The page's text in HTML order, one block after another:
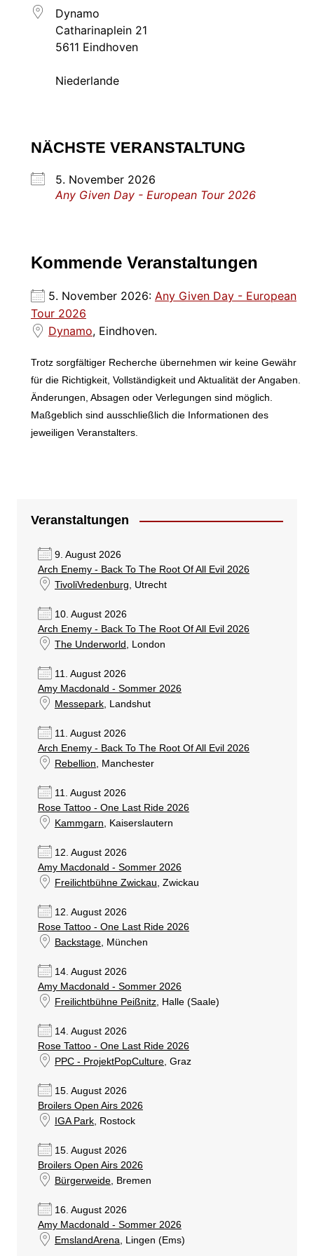
Dynamo
Catharinaplein 21
5611 Eindhoven
Niederlande
NÄCHSTE VERANSTALTUNG
5. November 2026
Any Given Day - European Tour 2026
Kommende Veranstaltungen
5. November 2026: Any Given Day - European
Tour 2026
Dynamo, Eindhoven.
Trotz sorgfältiger Recherche übernehmen wir keine Gewähr
für die Richtigkeit, Vollständigkeit und Aktualität der Angaben.
Änderungen, Absagen oder Verlegungen sind möglich.
Maßgeblich sind ausschließlich die Informationen des
jeweiligen Veranstalters.
Veranstaltungen
9. August 2026
Arch Enemy - Back To The Root Of All Evil 2026
TivoliVredenburg, Utrecht
10. August 2026
Arch Enemy - Back To The Root Of All Evil 2026
The Underworld , London
11. August 2026
Amy Macdonald - Sommer 2026
Messepark, Landshut
11. August 2026
Arch Enemy - Back To The Root Of All Evil 2026
Rebellion, Manchester
11. August 2026
Rose Tattoo - One Last Ride 2026
Kammgarn, Kaiserslautern
12. August 2026
Amy Macdonald - Sommer 2026
Freilichtbühne Zwickau, Zwickau
12. August 2026
Rose Tattoo - One Last Ride 2026
Backstage, München
14. August 2026
Amy Macdonald - Sommer 2026
Freilichtbühne Peißnitz, Halle (Saale)
14. August 2026
Rose Tattoo - One Last Ride 2026
PPC - ProjektPopCulture, Graz
15. August 2026
Broilers Open Airs 2026
IGA Park, Rostock
15. August 2026
Broilers Open Airs 2026
Bürgerweide, Bremen
16. August 2026
Amy Macdonald - Sommer 2026
EmslandArena, Lingen (Ems)